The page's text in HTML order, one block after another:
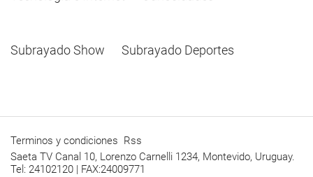
Subrayado Show Subrayado Deportes
Terminos y condiciones Rss
Saeta TV Canal 10, Lorenzo Carnelli 1234, Montevido, Uruguay.
Tel: 24102120 | FAX:24009771